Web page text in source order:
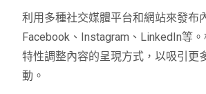
利用多種社交媒體平台和網站來發布
Facebook、Instagram、LinkedIn等
特性調整內容的呈現方式，以吸引更
動。